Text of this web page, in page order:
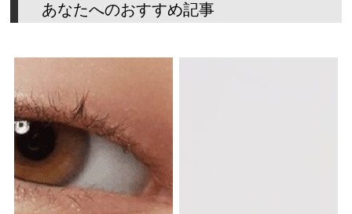
あなたへのおすすめ記事